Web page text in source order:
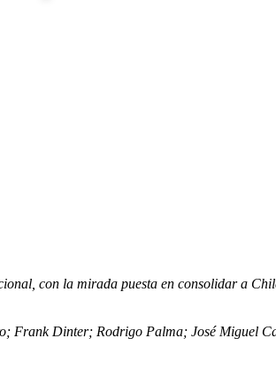
con la mirada puesta en consolidar a
Frank Dinter; Rodrigo Palma; José Miguel